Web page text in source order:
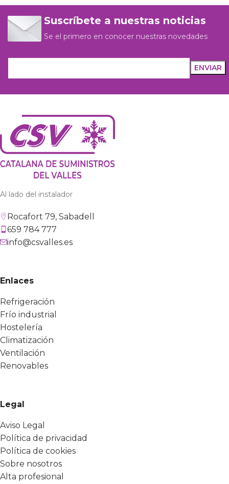
Suscríbete a nuestras noticias
Se el primero en conocer nuestras novedades
Al lado del instalador
Rocafort 79, Sabadell
659 784 777
info@csvalles.es
Enlaces
Refrigeración
Frío industrial
Hostelería
Climatización
Ventilación
Renovables
Legal
Aviso Legal
Política de privacidad
Política de cookies
Sobre nosotros
Alta profesional